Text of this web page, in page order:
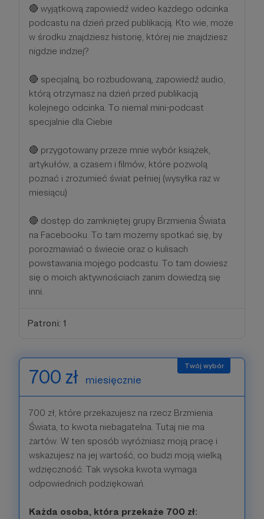
🔴 wyjątkową zapowiedź wideo każdego odcinka
podcastu na dzień przed publikacją. Kto wie, może
w środku znajdziesz historię, której nie znajdziesz
nigdzie indziej?
🔴 specjalną, bo rozbudowaną, zapowiedź audio,
którą otrzymasz na dzień przed publikacją
kolejnego odcinka. To niemal mini-podcast
specjalnie dla Ciebie
🔴 przygotowany przeze mnie wybór książek,
artykułów, a czasem i filmów, które pozwolą
poznać i zrozumieć świat pełniej (wysyłka raz w
miesiącu)
🔴 dostęp do zamkniętej grupy Brzmienia Świata
na Facebooku. To tam możemy spotkać się, by
porozmawiać o świecie oraz o kulisach
powstawania mojego podcastu. To tam dowiesz
się o moich aktywnościach zanim dowiedzą się
inni.
Patroni: 1
700 zł miesięcznie
700 zł, które przekazujesz na rzecz Brzmienia
Świata, to kwota niebagatelna. Tutaj nie ma
żartów. W ten sposób wyróżniasz moją pracę i
wskazujesz na jej wartość, co budzi moją wielką
wdzięczność. Tak wysoka kwota wymaga
odpowiednich podziękowań.
Każda osoba, która przekaże 700 zł: